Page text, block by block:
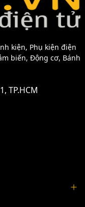
kiện, Phụ kiện điện
biến, Động cơ, Bánh
TP.HCM